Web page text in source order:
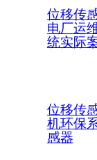
位移传
电厂运
统实际
位移传
机环保
感器